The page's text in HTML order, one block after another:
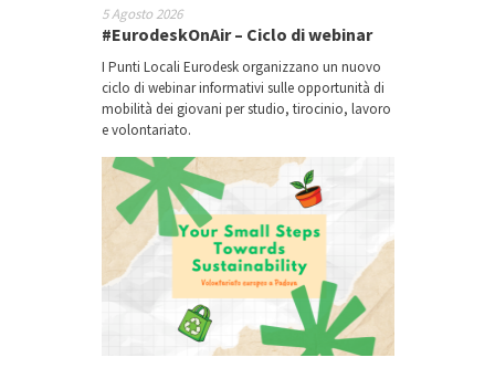
5 Agosto 2026
#EurodeskOnAir – Ciclo di webinar
I Punti Locali Eurodesk organizzano un nuovo
ciclo di webinar informativi sulle opportunità di
mobilità dei giovani per studio, tirocinio, lavoro
e volontariato.